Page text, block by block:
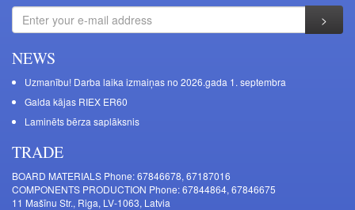
NEWS
Uzmanību! Darba laika izmaiņas no 2026.gada 1. septembra
Galda kājas RIEX ER60
Laminēts bērza saplāksnis
TRADE
BOARD MATERIALS Phone: 67846678, 67187016
COMPONENTS PRODUCTION Phone: 67844864, 67846675
11 Mašīnu Str., Riga, LV-1063, Latvia